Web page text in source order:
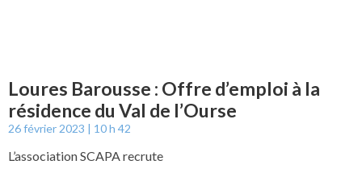
Loures Barousse : Offre d’emploi à la
résidence du Val de l’Ourse
26 février 2023 10 h 42
L’association SCAPA recrute